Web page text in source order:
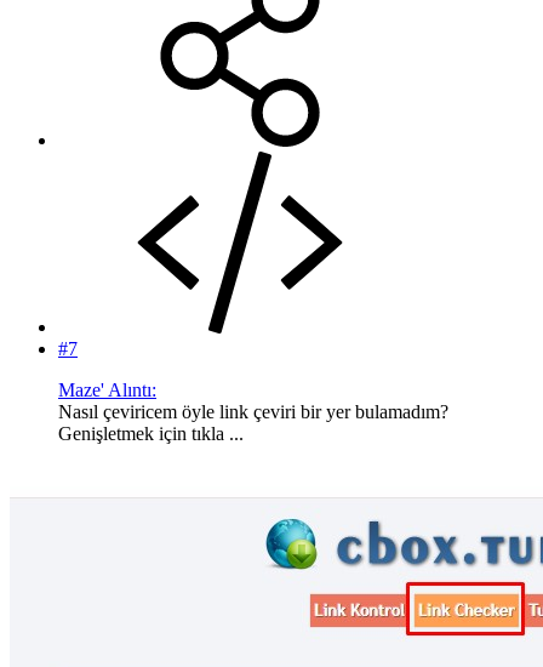
#7
Maze' Alıntı:
Nasıl çeviricem öyle link çeviri bir yer bulamadım?
Genişletmek için tıkla ...